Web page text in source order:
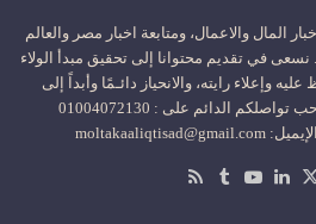
المال والاعمال، ومتابعة اخبار مصر والعالم
في تقديم محتوانا إلى تحقيق مبدأ الولاء
وإعلاء رايته، والانحياز دائـمًا وأبداً إلى
المصداقية والشفافية.. نرحب تواصلكم الدائم على : 01004072130
فيسبوك
‫X لينكدإن‫YouTube